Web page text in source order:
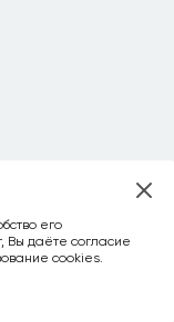
его
Вы даёте согласие
cookies.
спросить ИИ